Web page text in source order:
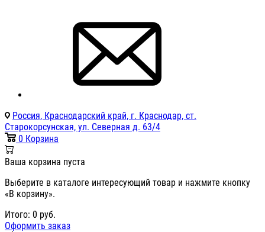
Россия, Краснодарский край, г. Краснодар, ст.
Старокорсунская, ул. Северная д. 63/4
0 Корзина
Ваша корзина пуста
Выберите в каталоге интересующий товар и нажмите кнопку
«В корзину».
Итого: 0 руб.
Оформить заказ